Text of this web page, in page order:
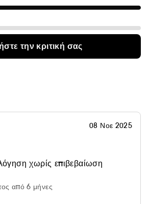
την κριτική σας
08 Νοε 2025
χωρίς επιβεβαίωση
από 6 μήνες